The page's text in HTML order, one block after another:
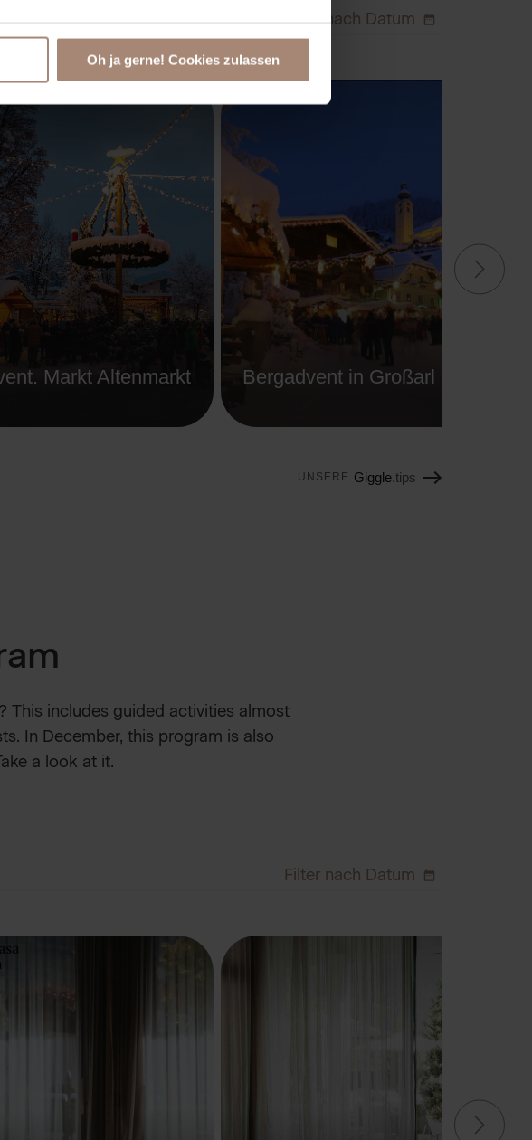
Oh ja gerne! Cookies zulassen
bis 19:30 Uhr)
Uhr)
Filter nach Datum
Markt Altenmarkt Bergadvent in Großarl
UNSERE Giggle.tips
This includes guided activities almost
In December, this program is also
a look at it.
Filter nach Datum